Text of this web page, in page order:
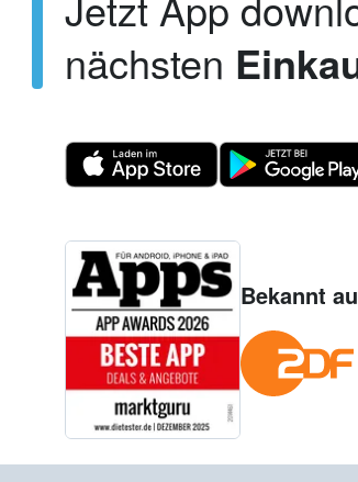
nächsten
Bekannt